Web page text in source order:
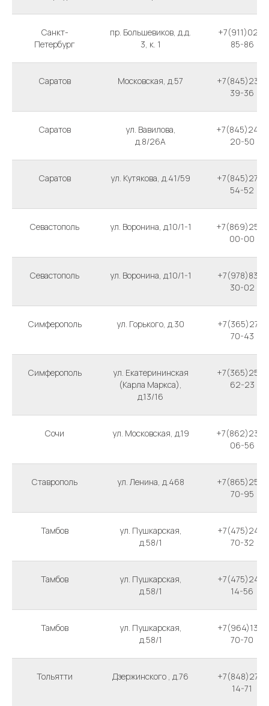
Санкт-
Петербург
пр. Большевиков, д.д.
3, к. 1
+7(911)025-
85-86
Саратов Московская, д.57
+7(845)239-
39-36
Саратов
ул. Вавилова,
д.8/26А
+7(845)246-
20-50
Саратов ул. Кутякова, д.41/59
+7(845)270-
54-52
Севастополь ул. Воронина, д.10/1-1
+7(869)254-
00-00
Севастополь ул. Воронина, д.10/1-1
+7(978)832-
30-02
Симферополь ул. Горького, д.30
+7(365)277-
70-43
Симферополь
ул. Екатерининская
(Карла Маркса),
д.13/16
+7(365)254-
62-23
Сочи ул. Московская, д.19
+7(862)236-
06-56
Ставрополь ул. Ленина, д.468
+7(865)256-
70-95
Тамбов
ул. Пушкарская,
д.58/1
+7(475)247-
70-32
Тамбов
ул. Пушкарская,
д.58/1
+7(475)247-
14-56
Тамбов
ул. Пушкарская,
д.58/1
+7(964)130-
70-70
Тольятти Дзержинского , д.76
+7(848)274-
14-71